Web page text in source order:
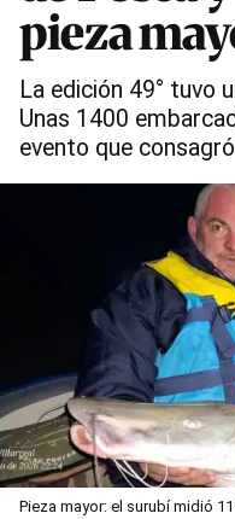
pieza
La edición 49° tuvo
Unas 1400
evento que
Pieza mayor: el surubí midió